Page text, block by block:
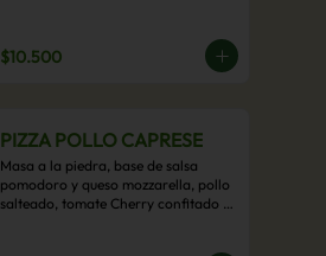
$10.500
PIZZA POLLO CAPRESE
Masa a la piedra, base de salsa
pomodoro y queso mozzarella, pollo
salteado, tomate Cherry confitado y